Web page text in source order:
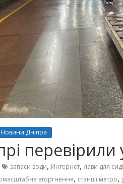
Новини Дніпра
перевірили
запаси води, Интернет, лави для
вторгнення, станції метро,